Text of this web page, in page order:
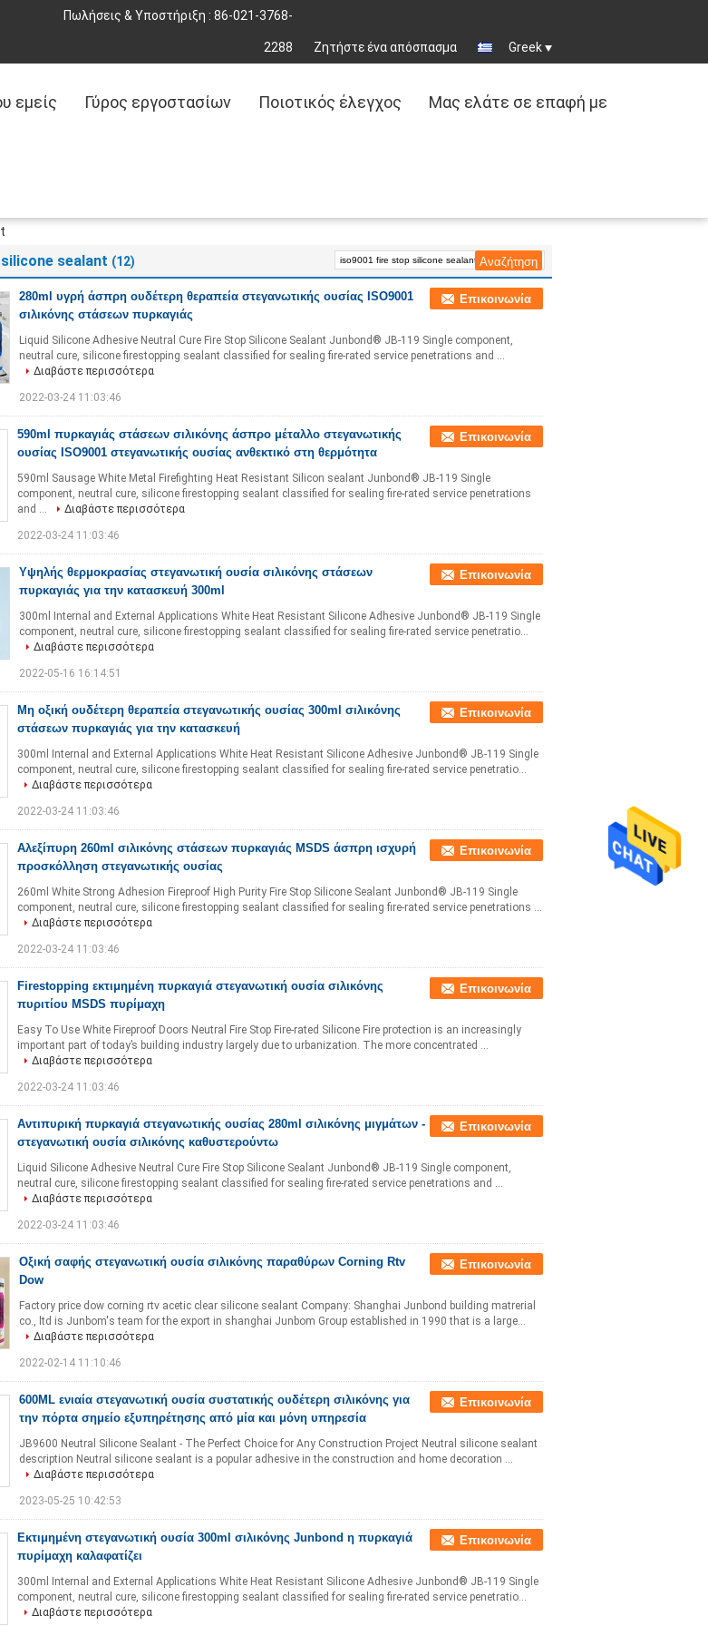
Πωλήσεις & Υποστήριξη : 86-021-3768-
2288 Ζητήστε ένα απόσπασμα Greek
εμείς Γύρος εργοστασίων Ποιοτικός έλεγχος Μας ελάτε σε επαφή με
sealant (12)
280ml υγρή άσπρη ουδέτερη θεραπεία στεγανωτικής ουσίας ISO9001
σιλικόνης στάσεων πυρκαγιάς
Επικοινωνία
Liquid Silicone Adhesive Neutral Cure Fire Stop Silicone Sealant Junbond® JB-119 Single component,
neutral cure, silicone firestopping sealant classified for sealing fire-rated service penetrations and ...
Διαβάστε περισσότερα
2022-03-24 11:03:46
590ml πυρκαγιάς στάσεων σιλικόνης άσπρο μέταλλο στεγανωτικής
ουσίας ISO9001 στεγανωτικής ουσίας ανθεκτικό στη θερμότητα
Επικοινωνία
590ml Sausage White Metal Firefighting Heat Resistant Silicon sealant Junbond® JB-119 Single
component, neutral cure, silicone firestopping sealant classified for sealing fire-rated service penetrations
and ...
Διαβάστε περισσότερα
2022-03-24 11:03:46
Υψηλής θερμοκρασίας στεγανωτική ουσία σιλικόνης στάσεων
πυρκαγιάς για την κατασκευή 300ml
Επικοινωνία
300ml Internal and External Applications White Heat Resistant Silicone Adhesive Junbond® JB-119 Single
component, neutral cure, silicone firestopping sealant classified for sealing fire-rated service penetratio...
Διαβάστε περισσότερα
2022-05-16 16:14:51
Μη οξική ουδέτερη θεραπεία στεγανωτικής ουσίας 300ml σιλικόνης
στάσεων πυρκαγιάς για την κατασκευή
Επικοινωνία
300ml Internal and External Applications White Heat Resistant Silicone Adhesive Junbond® JB-119 Single
component, neutral cure, silicone firestopping sealant classified for sealing fire-rated service penetratio...
Διαβάστε περισσότερα
2022-03-24 11:03:46
Αλεξίπυρη 260ml σιλικόνης στάσεων πυρκαγιάς MSDS άσπρη ισχυρή
προσκόλληση στεγανωτικής ουσίας
Επικοινωνία
260ml White Strong Adhesion Fireproof High Purity Fire Stop Silicone Sealant Junbond® JB-119 Single
component, neutral cure, silicone firestopping sealant classified for sealing fire-rated service penetrations ...
Διαβάστε περισσότερα
2022-03-24 11:03:46
Firestopping εκτιμημένη πυρκαγιά στεγανωτική ουσία σιλικόνης
πυριτίου MSDS πυρίμαχη
Επικοινωνία
Easy To Use White Fireproof Doors Neutral Fire Stop Fire-rated Silicone Fire protection is an increasingly
important part of today’s building industry largely due to urbanization. The more concentrated ...
Διαβάστε περισσότερα
2022-03-24 11:03:46
Αντιπυρική πυρκαγιά στεγανωτικής ουσίας 280ml σιλικόνης μιγμάτων -
στεγανωτική ουσία σιλικόνης καθυστερούντω
Επικοινωνία
Liquid Silicone Adhesive Neutral Cure Fire Stop Silicone Sealant Junbond® JB-119 Single component,
neutral cure, silicone firestopping sealant classified for sealing fire-rated service penetrations and ...
Διαβάστε περισσότερα
2022-03-24 11:03:46
Οξική σαφής στεγανωτική ουσία σιλικόνης παραθύρων Corning Rtv
Dow
Επικοινωνία
Factory price dow corning rtv acetic clear silicone sealant Company: Shanghai Junbond building matrerial
co., ltd is Junbom's team for the export in shanghai Junbom Group established in 1990 that is a large...
Διαβάστε περισσότερα
2022-02-14 11:10:46
600ML ενιαία στεγανωτική ουσία συστατικής ουδέτερη σιλικόνης για
την πόρτα σημείο εξυπηρέτησης από μία και μόνη υπηρεσία
Επικοινωνία
JB9600 Neutral Silicone Sealant - The Perfect Choice for Any Construction Project Neutral silicone sealant
description Neutral silicone sealant is a popular adhesive in the construction and home decoration ...
Διαβάστε περισσότερα
2023-05-25 10:42:53
Εκτιμημένη στεγανωτική ουσία 300ml σιλικόνης Junbond η πυρκαγιά
πυρίμαχη καλαφατίζει
Επικοινωνία
300ml Internal and External Applications White Heat Resistant Silicone Adhesive Junbond® JB-119 Single
component, neutral cure, silicone firestopping sealant classified for sealing fire-rated service penetratio...
Διαβάστε περισσότερα